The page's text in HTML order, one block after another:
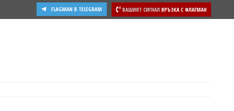
ВАШИЯТ СИГНАЛ ВРЪЗКА С ФЛАГМАН
FLAGMAN В TELEGRAM